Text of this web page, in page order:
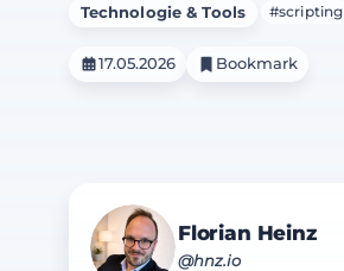
Technologie & Tools #scripting
17.05.2026 Bookmark
Florian Heinz
@hnz.io